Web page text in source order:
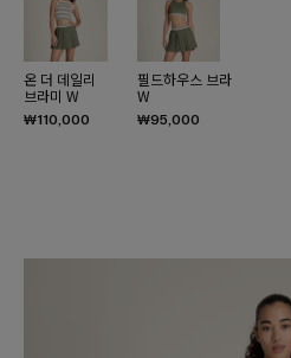
온 더 데일리
브라미 W
₩110,000
필드하우스 브라
W
₩95,000